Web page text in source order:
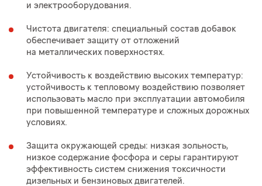
и электрооборудования.
Чистота двигателя: специальный состав добавок
обеспечивает защиту от отложений
на металлических поверхностях.
Устойчивость к воздействию высоких температур:
устойчивость к тепловому воздействию позволяет
использовать масло при эксплуатации автомобиля
при повышенной температуре и сложных дорожных
условиях.
Защита окружающей среды: низкая зольность,
низкое содержание фосфора и серы гарантируют
эффективность систем снижения токсичности
дизельных и бензиновых двигателей.